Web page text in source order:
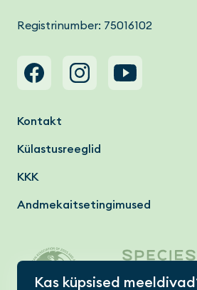
Registrinumber: 75016102
Footer menu
Kontakt
Külastusreeglid
KKK
Andmekaitsetingimused
Kas küpsised